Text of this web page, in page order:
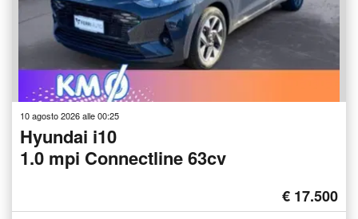
10 agosto 2026 alle 00:25
Hyundai i10
1.0 mpi Connectline 63cv
€ 17.500